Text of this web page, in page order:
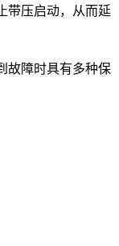
带压启动，从而延
故障时具有多种保